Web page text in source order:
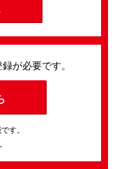
が必要です。
す。